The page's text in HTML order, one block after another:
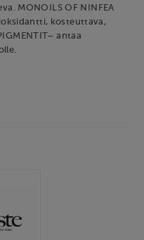
MONOILS OF NINFEA
kosteuttava,
antaa